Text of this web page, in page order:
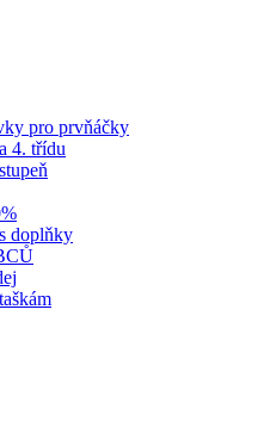
pro prvňáčky
4. třídu
doplňky